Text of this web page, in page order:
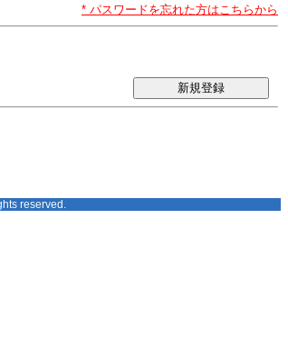
* パスワードを忘れた方はこちらから
新規登録
reserved.